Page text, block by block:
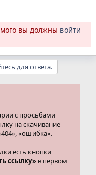
вы должны войти
для ответа.
с просьбами
на скачивание
«ошибка».
есть кнопки
ссылку» в первом